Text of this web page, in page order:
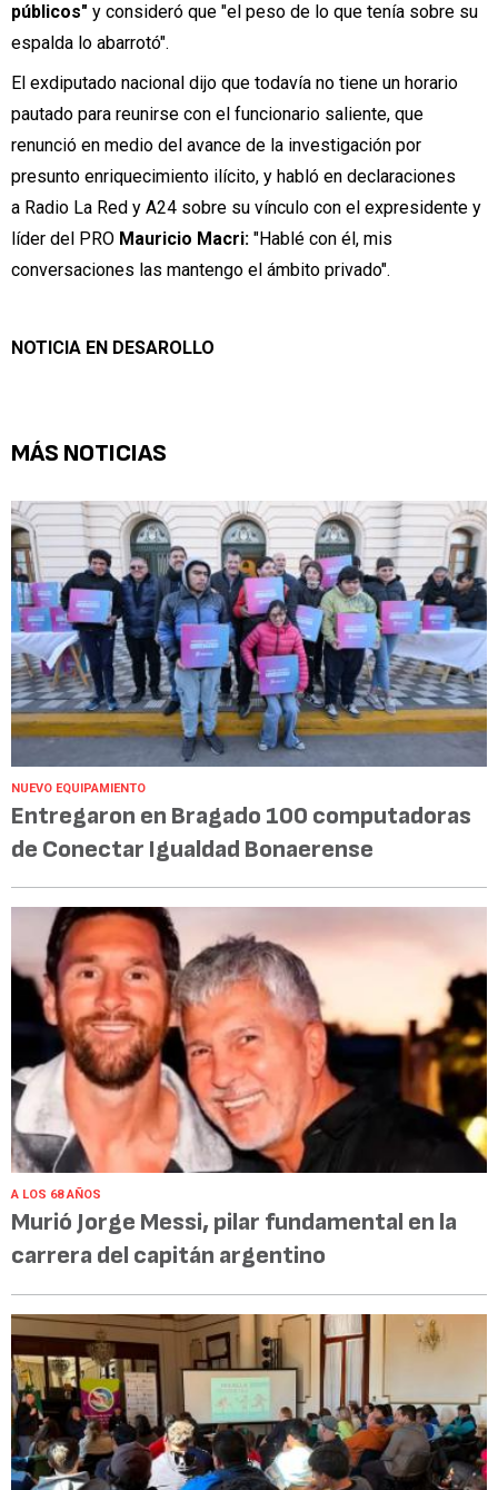
públicos" y consideró que "el peso de lo que tenía sobre su
espalda lo abarrotó".
El exdiputado nacional dijo que todavía no tiene un horario
pautado para reunirse con el funcionario saliente, que
renunció en medio del avance de la investigación por
presunto enriquecimiento ilícito, y habló en declaraciones
a Radio La Red y A24 sobre su vínculo con el expresidente y
líder del PRO Mauricio Macri: "Hablé con él, mis
conversaciones las mantengo el ámbito privado".
NOTICIA EN DESAROLLO
MÁS NOTICIAS
NUEVO EQUIPAMIENTO
Entregaron en Bragado 100 computadoras
de Conectar Igualdad Bonaerense
A LOS 68 AÑOS
Murió Jorge Messi, pilar fundamental en la
carrera del capitán argentino